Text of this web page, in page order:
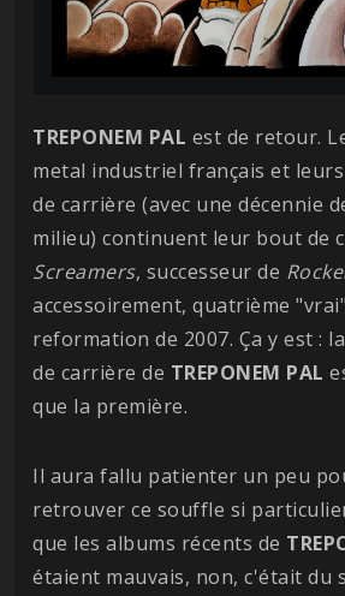
TREPONEM PAL est de retour.
metal industriel français et
de carrière (avec une décennie
milieu) continuent leur bout de
Screamers, successeur de
accessoirement, quatrième
reformation de 2007. Ça y est :
de carrière de TREPONEM PAL
que la première.
Il aura fallu patienter un peu
retrouver ce souffle si
que les albums récents de
étaient mauvais, non, c'était du